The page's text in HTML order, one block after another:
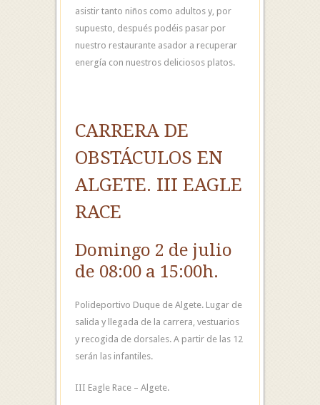
asistir tanto niños como adultos y, por
supuesto, después podéis pasar por
nuestro restaurante asador a recuperar
energía con nuestros deliciosos platos.
CARRERA DE
OBSTÁCULOS EN
ALGETE. III EAGLE
RACE
Domingo 2 de julio
de 08:00 a 15:00h.
Polideportivo Duque de Algete. Lugar de
salida y llegada de la carrera, vestuarios
y recogida de dorsales. A partir de las 12
serán las infantiles.
III Eagle Race – Algete.